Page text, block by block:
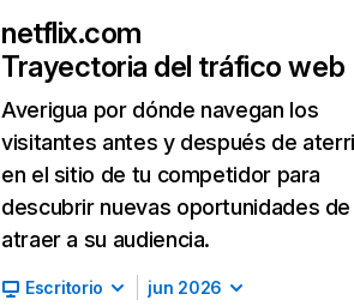
netflix.com
Trayectoria del tráfico web
Averigua por dónde navegan los
visitantes antes y después de
en el sitio de tu competidor para
descubrir nuevas oportunidades de
atraer a su audiencia.
Escritorio jun 2026